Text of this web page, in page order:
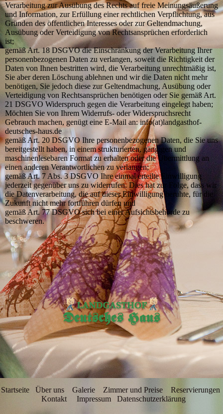
Verarbeitung zur Ausübung des Rechts auf freie Meinungsäußerung
und Information, zur Erfüllung einer rechtlichen Verpflichtung, aus
Gründen des öffentlichen Interesses oder zur Geltendmachung,
Ausübung oder Verteidigung von Rechtsansprüchen erforderlich
ist;
gemäß Art. 18 DSGVO die Einschränkung der Verarbeitung Ihrer
personenbezogenen Daten zu verlangen, soweit die Richtigkeit der
Daten von Ihnen bestritten wird, die Verarbeitung unrechtmäßig ist,
Sie aber deren Löschung ablehnen und wir die Daten nicht mehr
benötigen, Sie jedoch diese zur Geltendmachung, Ausübung oder
Verteidigung von Rechtsansprüchen benötigen oder Sie gemäß Art.
21 DSGVO Widerspruch gegen die Verarbeitung eingelegt haben;
Möchten Sie von Ihrem Widerrufs- oder Widerspruchsrecht
Gebrauch machen, genügt eine E-Mail an: info(at)landgasthof-
deutsches-haus.de
gemäß Art. 20 DSGVO Ihre personenbezogenen Daten, die Sie uns
bereitgestellt haben, in einem strukturierten, gängigen und
maschinenlesebaren Format zu erhalten oder die Übermittlung an
einen anderen Verantwortlichen zu verlangen;
gemäß Art. 7 Abs. 3 DSGVO Ihre einmal erteilte Einwilligung
jederzeit gegenüber uns zu widerrufen. Dies hat zur Folge, dass wir
die Datenverarbeitung, die auf dieser Einwilligung beruhte, für die
Zukunft nicht mehr fortführen dürfen und
gemäß Art. 77 DSGVO sich bei einer Aufsichtsbehörde zu
beschweren.
Startseite Über uns Galerie Zimmer und Preise
Reservierungen
Kontakt
Impressum Datenschutzerklärung